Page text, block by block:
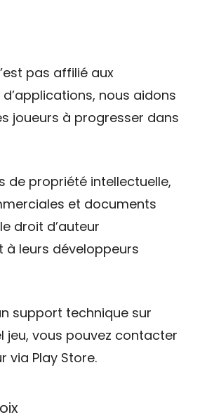
pas affilié aux
nous aidons
joueurs à progresser dans
de propriété intellectuelle,
et documents
droit d’auteur
à leurs développeurs
support technique sur
jeu, vous pouvez contacter
via Play Store.